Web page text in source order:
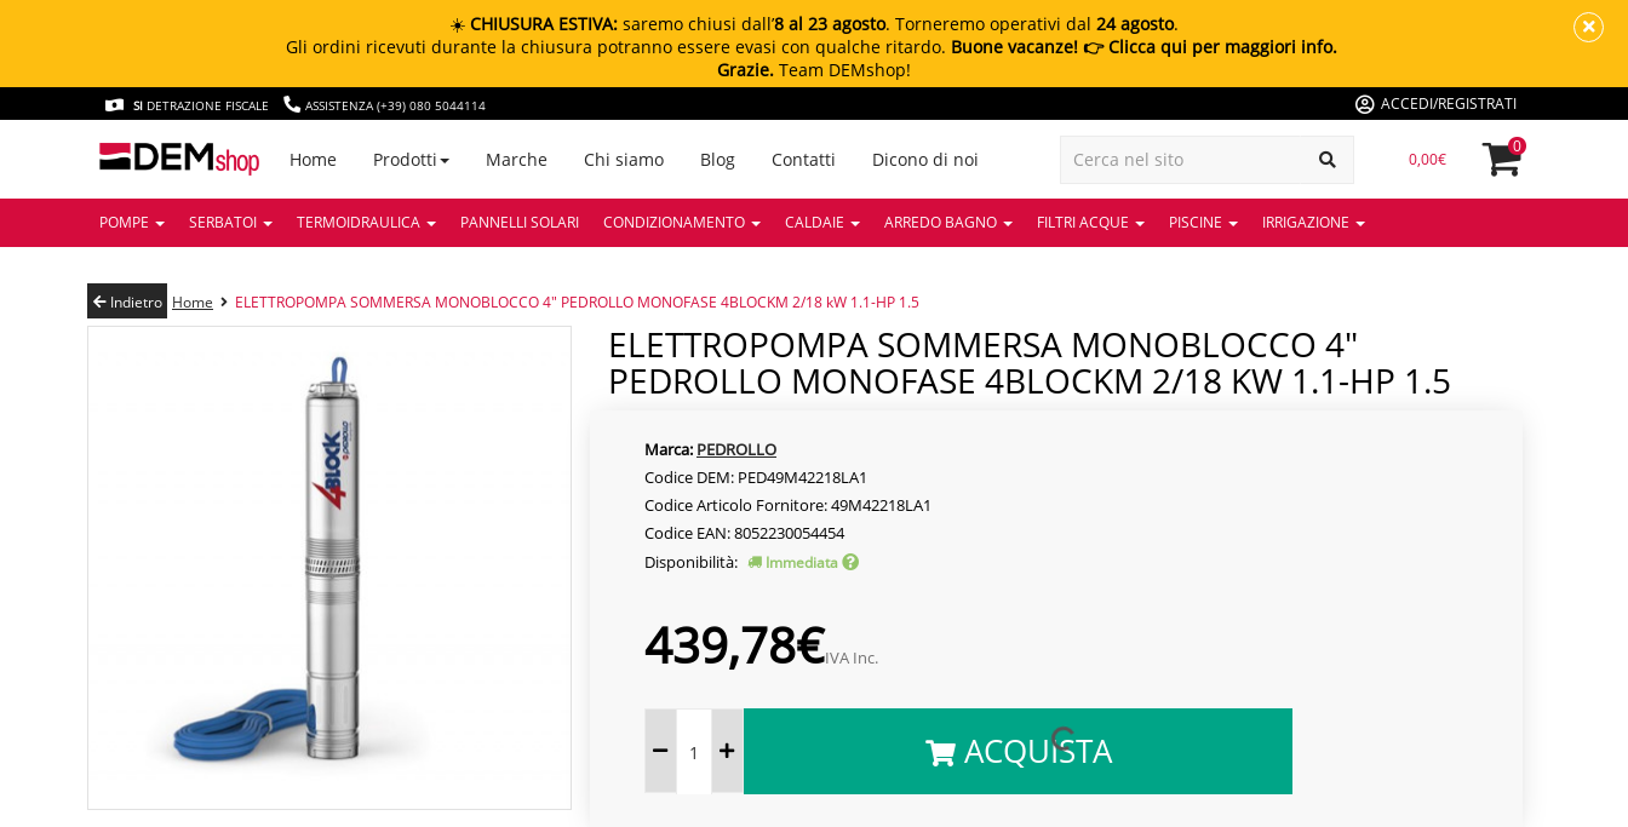
☀️ CHIUSURA ESTIVA: saremo chiusi dall’8 al 23 agosto. Torneremo operativi dal 24 agosto.
Gli ordini ricevuti durante la chiusura potranno essere evasi con qualche ritardo. Buone vacanze! 👉 Clicca qui per maggiori info.
Grazie. Team DEMshop!
SI DETRAZIONE FISCALE ASSISTENZA (+39) 080 5044114 ACCEDI/REGISTRATI
Home Prodotti Marche Chi siamo Blog Contatti Dicono di noi 0,00€
0
POMPE SERBATOI TERMOIDRAULICA PANNELLI SOLARI CONDIZIONAMENTO CALDAIE ARREDO BAGNO FILTRI ACQUE PISCINE IRRIGAZIONE
Indietro Home ELETTROPOMPA SOMMERSA MONOBLOCCO 4" PEDROLLO MONOFASE 4BLOCKM 2/18 kW 1.1-HP 1.5
ELETTROPOMPA SOMMERSA MONOBLOCCO 4"
PEDROLLO MONOFASE 4BLOCKM 2/18 KW 1.1-HP 1.5
Marca: PEDROLLO
Codice DEM: PED49M42218LA1
Codice Articolo Fornitore: 49M42218LA1
Codice EAN: 8052230054454
Disponibilità:
Immediata
439,78€IVA Inc.
ACQUISTA